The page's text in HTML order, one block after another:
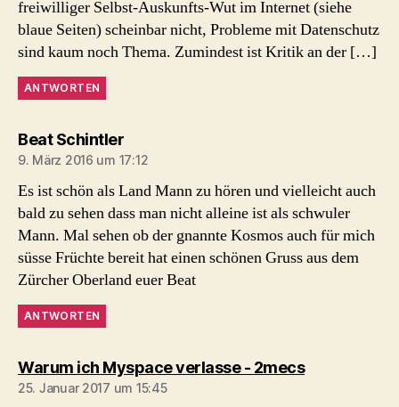
freiwilliger Selbst-Auskunfts-Wut im Internet (siehe
blaue Seiten) scheinbar nicht, Probleme mit Datenschutz
sind kaum noch Thema. Zumindest ist Kritik an der […]
ANTWORTEN
Beat Schintlersagt:
9. März 2016 um 17:12
Es ist schön als Land Mann zu hören und vielleicht auch
bald zu sehen dass man nicht alleine ist als schwuler
Mann. Mal sehen ob der gnannte Kosmos auch für mich
süsse Früchte bereit hat einen schönen Gruss aus dem
Zürcher Oberland euer Beat
ANTWORTEN
Warum ich Myspace verlasse - 2mecssagt:
25. Januar 2017 um 15:45